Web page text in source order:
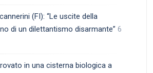
(FI): “Le uscite della
di un dilettantismo disarmante” 6
in una cisterna biologica a